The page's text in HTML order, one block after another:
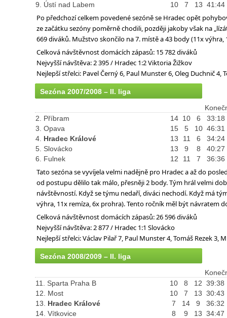
9. Ústí nad Labem 10 7 13 41:44
Po předchozí celkem povedené sezóně se Hradec opět
ze začátku sezóny poměrně chodili, později jakoby však na
669 diváků. Mužstvo skončilo na 7. místě a 43 body (11x
Celková návštěvnost domácích zápasů: 15 782 diváků
Nejvyšší návštěva: 2 395 / Hradec 1:2 Viktoria Žižkov
Nejlepší střelci: Pavel Černý 6, Paul Munster 6, Oleg Duchnič 4,
Sezóna 2007/2008 – II. liga
2. Příbram
14 10 6
33:18
3. Opava
15 5 10 46:31
4. Hradec Králové 13 11 6
34:24
5. Slovácko
13 9 8
40:27
6. Fulnek
12 11 7 36:36
Tato sezóna se vyvíjela velmi nadějně pro Hradec a až do
od postupu dělilo tak málo, přesněji 2 body. Tým hrál velmi
návštěvností. Když se týmu nedaří, diváci nechodí. Když má
výhra, 11x remíza, 6x prohra). Tento ročník měl být návratem
Celková návštěvnost domácích zápasů: 26 596 diváků
Nejvyšší návštěva: 2 877 / Hradec 1:1 Slovácko
Nejlepší střelci: Václav Pilař 7, Paul Munster 4, Tomáš Rezek 3,
Sezóna 2008/2009 – II. liga
11. Sparta Praha B
10 8 12 39:38
12. Most
10 7 13 30:43
13. Hradec Králové 7 14 9
36:32
14. Vítkovice
8 9 13 34:47